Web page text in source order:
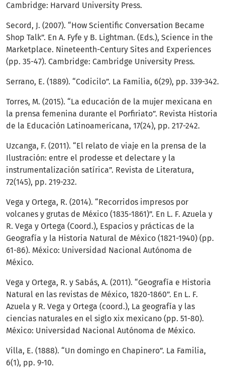
Cambridge: Harvard University Press.
Secord, J. (2007). “How Scientific Conversation Became
Shop Talk”. En A. Fyfe y B. Lightman. (Eds.), Science in the
Marketplace. Nineteenth-Century Sites and Experiences
(pp. 35-47). Cambridge: Cambridge University Press.
Serrano, E. (1889). “Codicilo”. La Familia, 6(29), pp. 339-342.
Torres, M. (2015). “La educación de la mujer mexicana en
la prensa femenina durante el Porfiriato”. Revista Historia
de la Educación Latinoamericana, 17(24), pp. 217-242.
Uzcanga, F. (2011). “El relato de viaje en la prensa de la
Ilustración: entre el prodesse et delectare y la
instrumentalización satírica”. Revista de Literatura,
72(145), pp. 219-232.
Vega y Ortega, R. (2014). “Recorridos impresos por
volcanes y grutas de México (1835-1861)”. En L. F. Azuela y
R. Vega y Ortega (Coord.), Espacios y prácticas de la
Geografía y la Historia Natural de México (1821-1940) (pp.
61-86). México: Universidad Nacional Autónoma de
México.
Vega y Ortega, R. y Sabás, A. (2011). “Geografía e Historia
Natural en las revistas de México, 1820-1860”. En L. F.
Azuela y R. Vega y Ortega (coord.), La geografía y las
ciencias naturales en el siglo xix mexicano (pp. 51-80).
México: Universidad Nacional Autónoma de México.
Villa, E. (1888). “Un domingo en Chapinero”. La Familia,
6(1), pp. 9-10.